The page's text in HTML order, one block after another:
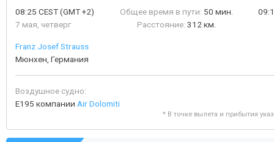
08:25 CEST(GMT +2)
7 мая, четверг
Общее время в пути: 50 мин.
Расстояние: 312 км.
Franz Josef Strauss
Мюнхен, Германия
Воздушное судно:
E195 компании Air Dolomiti
* В точке вылета и прибытия